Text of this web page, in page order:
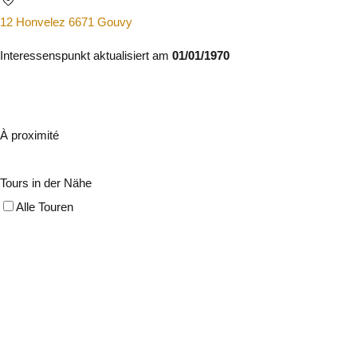
12 Honvelez 6671 Gouvy
Interessenspunkt aktualisiert am 01/01/1970
À proximité
Tours in der Nähe
Alle Touren